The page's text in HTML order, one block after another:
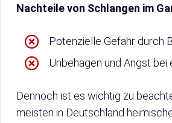
Nachteile von Schlangen im
Potenzielle Gefahr durch
Unbehagen und Angst bei
Dennoch ist es wichtig zu
meisten in Deutschland